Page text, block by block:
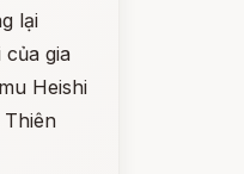
lại
gia
Heishi